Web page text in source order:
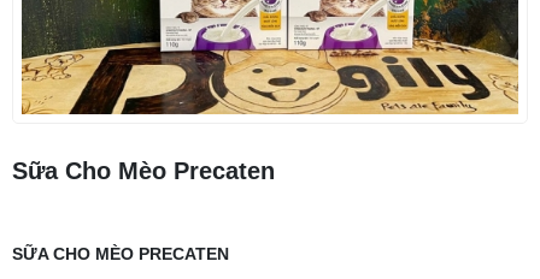
Sữa Cho Mèo Precaten
SỮA CHO MÈO PRECATEN